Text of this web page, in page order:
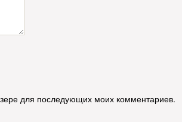
для последующих моих комментариев.